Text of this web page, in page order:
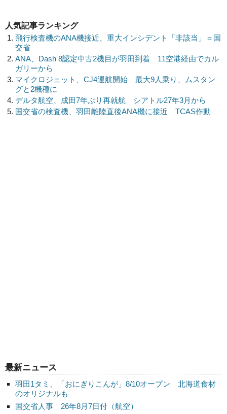
最新ニュース
羽田1タミ、「おにぎりこんが」8/10オープン 北海道食材
のオリジナルも
国交省人事 26年8月7日付（航空）
人気記事ランキング
飛行検査機のANA機接近、重大インシデント「非該当」＝国
交省
ANA、Dash 8認定中古2機目が羽田到着 11空港経由でカル
ガリーから
マイクロジェット、CJ4運航開始 最大9人乗り、ムスタン
グと2機種に
デルタ航空、成田7年ぶり再就航 シアトル27年3月から
国交省の検査機、羽田離陸直後ANA機に接近 TCAS作動